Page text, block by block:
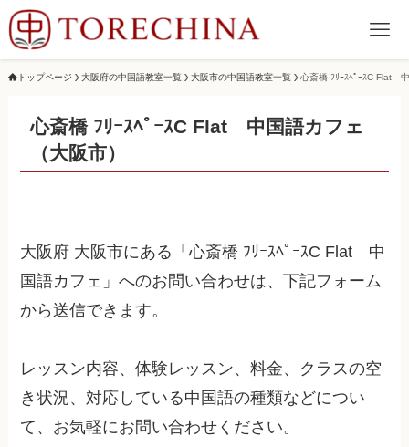
トップページ 大阪府の中国語教室一覧 大阪市の中国語教室一覧 心斎橋 ﾌﾘｰｽﾍﾟｰｽC Flat
心斎橋 ﾌﾘｰｽﾍﾟｰｽC Flat 中国語カフェ
（大阪市）
大阪府 大阪市にある「心斎橋 ﾌﾘｰｽﾍﾟｰｽC Flat 中
国語カフェ」へのお問い合わせは、下記フォーム
から送信できます。
レッスン内容、体験レッスン、料金、クラスの空
き状況、対応している中国語の種類などについ
て、お気軽にお問い合わせください。